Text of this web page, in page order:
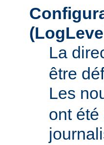
La
être
Les
ont